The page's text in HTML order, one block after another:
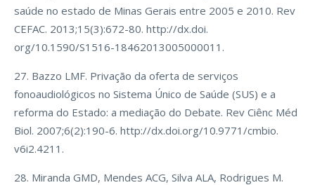
saúde no estado de Minas Gerais entre 2005 e 2010. Rev
CEFAC. 2013;15(3):672-80. http://dx.doi.
org/10.1590/S1516-18462013005000011.
27. Bazzo LMF. Privação da oferta de serviços
fonoaudiológicos no Sistema Único de Saúde (SUS) e a
reforma do Estado: a mediação do Debate. Rev Ciênc Méd
Biol. 2007;6(2):190-6. http://dx.doi.org/10.9771/cmbio.
v6i2.4211.
28. Miranda GMD, Mendes ACG, Silva ALA, Rodrigues M.